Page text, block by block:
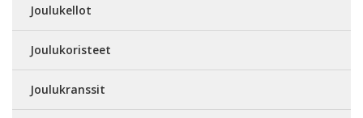
Joulukellot
Joulukoristeet
Joulukranssit